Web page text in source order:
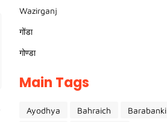
Wazirganj
गोंडा
गोण्डा
Main Tags
Ayodhya Bahraich
Barabanki